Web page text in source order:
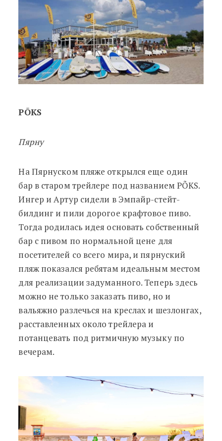
PÕKS
Пярну
На Пярнуском пляже открылся еще один
бар в старом трейлере под названием PÕKS.
Ингер и Артур сидели в Эмпайр-стейт-
билдинг и пили дорогое крафтовое пиво.
Тогда родилась идея основать собственный
бар с пивом по нормальной цене для
посетителей со всего мира, и пярнуский
пляж показался ребятам идеальным местом
для реализации задуманного. Теперь здесь
можно не только заказать пиво, но и
вальяжно разлечься на креслах и шезлонгах,
расставленных около трейлера и
потанцевать под ритмичную музыку по
вечерам.